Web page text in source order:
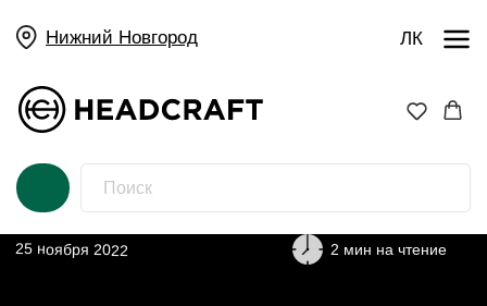
Нижний Новгород
25 ноября 2022